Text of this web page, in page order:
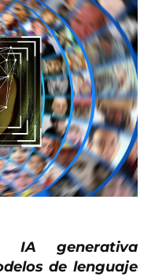
IA generativa
de lenguaje